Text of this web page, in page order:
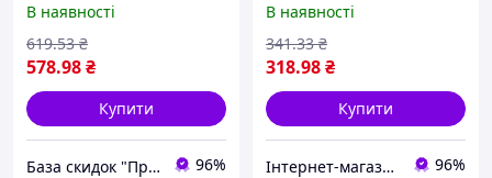
73K48A41M0
В наявності
578.98₴
619.53 ₴
Купити
База скидок "ПромоКот" 96%
В наявності
318.98₴
341.33 ₴
Купити
Інтернет-магазин KupiVse 96%